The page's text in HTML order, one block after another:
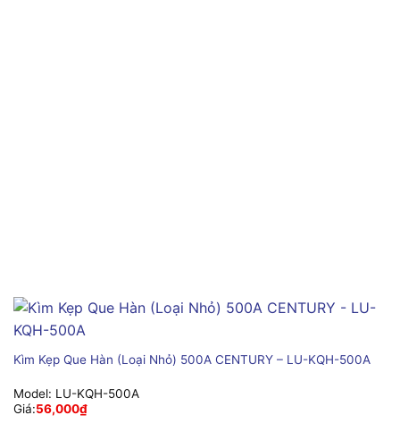
Kìm Kẹp Que Hàn (Loại Nhỏ) 500A CENTURY – LU-KQH-500A
Model: LU-KQH-500A
Giá:56,000₫